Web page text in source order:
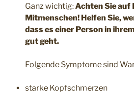
Ganz wichtig:Achten Sie auf
Mitmenschen! Helfen Sie,
dass es einer Person in
gut geht.
Folgende Symptome sind
starke Kopfschmerzen